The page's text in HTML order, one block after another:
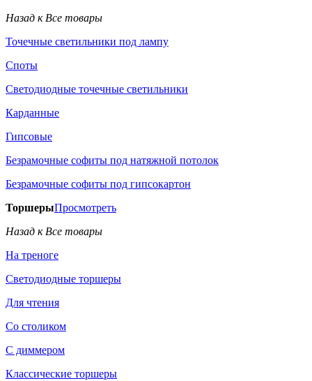
Назад к Все товары
Точечные светильники под лампу
Споты
Светодиодные точечные светильники
Карданные
Гипсовые
Безрамочные софиты под натяжной потолок
Безрамочные софиты под гипсокартон
ТоршерыПросмотреть
Назад к Все товары
На треноге
Светодиодные торшеры
Для чтения
Со столиком
С диммером
Классические торшеры